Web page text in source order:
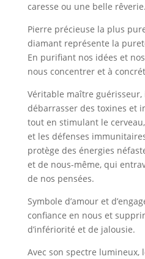
caresse ou une belle rêverie.
Pierre précieuse la plus
diamant représente la
En purifiant nos idées et
nous concentrer et à
Véritable maître guérisseur,
débarrasser des toxines et
tout en stimulant le
et les défenses
protège des énergies
et de nous-même, qui
de nos pensées.
Symbole d’amour et
confiance en nous et
d’infériorité et de jalousie.
Avec son spectre